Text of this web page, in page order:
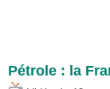
Pétrole : la